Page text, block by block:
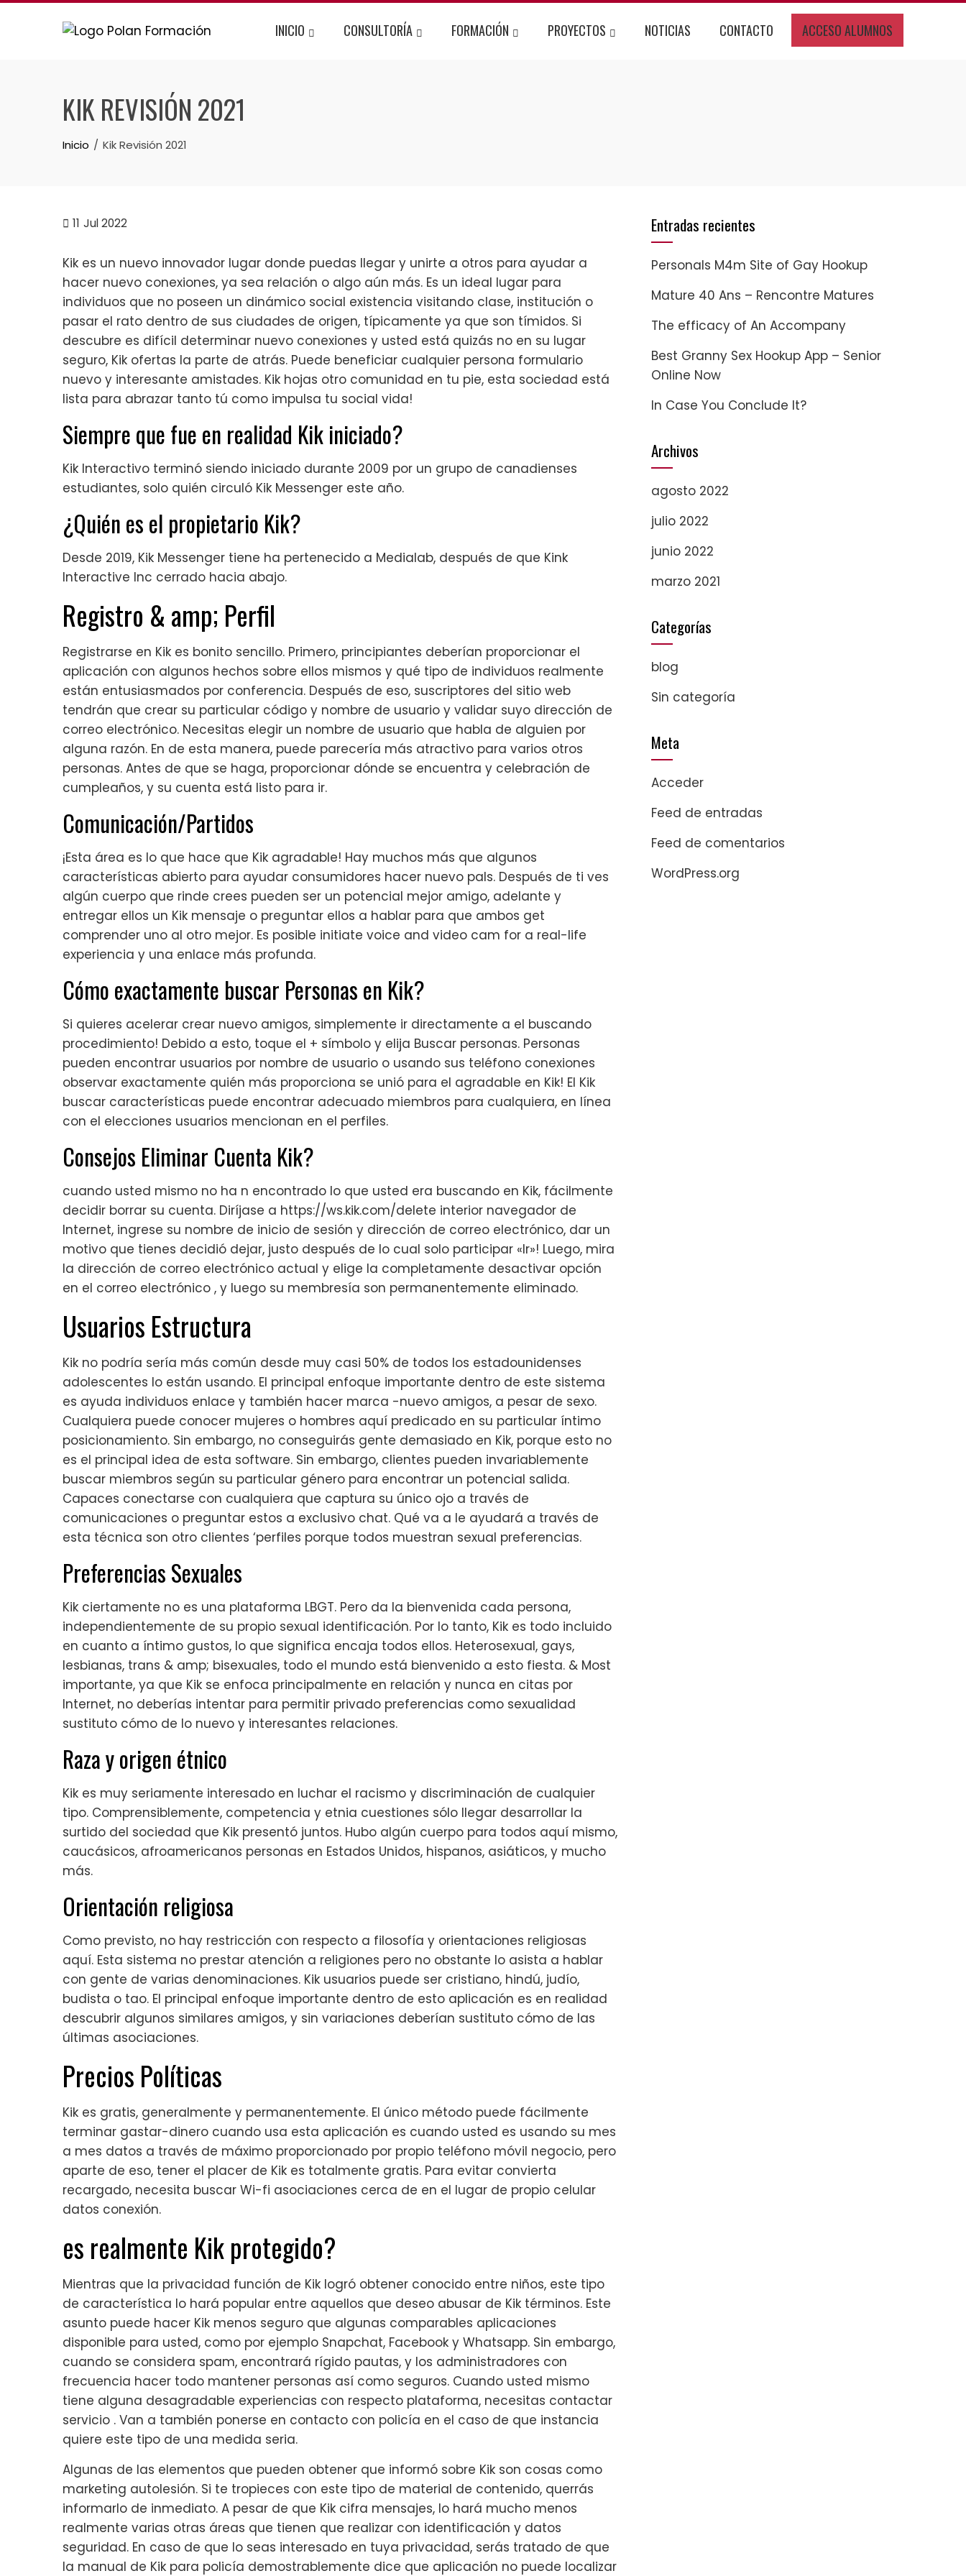
INICIO CONSULTORÍA FORMACIÓN PROYECTOS NOTICIAS CONTACTO ACCESO ALUMNOS
KIK REVISIÓN 2021
Inicio Kik Revisión 2021
11 Jul 2022
Kik es un nuevo innovador lugar donde puedas llegar y unirte a otros para ayudar a
hacer nuevo conexiones, ya sea relación o algo aún más. Es un ideal lugar para
individuos que no poseen un dinámico social existencia visitando clase, institución o
pasar el rato dentro de sus ciudades de origen, típicamente ya que son tímidos. Si
descubre es difícil determinar nuevo conexiones y usted está quizás no en su lugar
seguro, Kik ofertas la parte de atrás. Puede beneficiar cualquier persona formulario
nuevo y interesante amistades. Kik hojas otro comunidad en tu pie, esta sociedad está
lista para abrazar tanto tú como impulsa tu social vida!
Siempre que fue en realidad Kik iniciado?
Kik Interactivo terminó siendo iniciado durante 2009 por un grupo de canadienses
estudiantes, solo quién circuló Kik Messenger este año.
¿Quién es el propietario Kik?
Desde 2019, Kik Messenger tiene ha pertenecido a Medialab, después de que Kink
Interactive Inc cerrado hacia abajo.
Registro & amp; Perfil
Registrarse en Kik es bonito sencillo. Primero, principiantes deberían proporcionar el
aplicación con algunos hechos sobre ellos mismos y qué tipo de individuos realmente
están entusiasmados por conferencia. Después de eso, suscriptores del sitio web
tendrán que crear su particular código y nombre de usuario y validar suyo dirección de
correo electrónico. Necesitas elegir un nombre de usuario que habla de alguien por
alguna razón. En de esta manera, puede parecería más atractivo para varios otros
personas. Antes de que se haga, proporcionar dónde se encuentra y celebración de
cumpleaños, y su cuenta está listo para ir.
Comunicación/Partidos
¡Esta área es lo que hace que Kik agradable! Hay muchos más que algunos
características abierto para ayudar consumidores hacer nuevo pals. Después de ti ves
algún cuerpo que rinde crees pueden ser un potencial mejor amigo, adelante y
entregar ellos un Kik mensaje o preguntar ellos a hablar para que ambos get
comprender uno al otro mejor. Es posible initiate voice and video cam for a real-life
experiencia y una enlace más profunda.
Cómo exactamente buscar Personas en Kik?
Si quieres acelerar crear nuevo amigos, simplemente ir directamente a el buscando
procedimiento! Debido a esto, toque el + símbolo y elija Buscar personas. Personas
pueden encontrar usuarios por nombre de usuario o usando sus teléfono conexiones
observar exactamente quién más proporciona se unió para el agradable en Kik! El Kik
buscar características puede encontrar adecuado miembros para cualquiera, en línea
con el elecciones usuarios mencionan en el perfiles.
Consejos Eliminar Cuenta Kik?
cuando usted mismo no ha n encontrado lo que usted era buscando en Kik, fácilmente
decidir borrar su cuenta. Diríjase a https://ws.kik.com/delete interior navegador de
Internet, ingrese su nombre de inicio de sesión y dirección de correo electrónico, dar un
motivo que tienes decidió dejar, justo después de lo cual solo participar «Ir»! Luego, mira
la dirección de correo electrónico actual y elige la completamente desactivar opción
en el correo electrónico , y luego su membresía son permanentemente eliminado.
Usuarios Estructura
Kik no podría sería más común desde muy casi 50% de todos los estadounidenses
adolescentes lo están usando. El principal enfoque importante dentro de este sistema
es ayuda individuos enlace y también hacer marca -nuevo amigos, a pesar de sexo.
Cualquiera puede conocer mujeres o hombres aquí predicado en su particular íntimo
posicionamiento. Sin embargo, no conseguirás gente demasiado en Kik, porque esto no
es el principal idea de esta software. Sin embargo, clientes pueden invariablemente
buscar miembros según su particular género para encontrar un potencial salida.
Capaces conectarse con cualquiera que captura su único ojo a través de
comunicaciones o preguntar estos a exclusivo chat. Qué va a le ayudará a través de
esta técnica son otro clientes ‘perfiles porque todos muestran sexual preferencias.
Preferencias Sexuales
Kik ciertamente no es una plataforma LBGT. Pero da la bienvenida cada persona,
independientemente de su propio sexual identificación. Por lo tanto, Kik es todo incluido
en cuanto a íntimo gustos, lo que significa encaja todos ellos. Heterosexual, gays,
lesbianas, trans & amp; bisexuales, todo el mundo está bienvenido a esto fiesta. & Most
importante, ya que Kik se enfoca principalmente en relación y nunca en citas por
Internet, no deberías intentar para permitir privado preferencias como sexualidad
sustituto cómo de lo nuevo y interesantes relaciones.
Raza y origen étnico
Kik es muy seriamente interesado en luchar el racismo y discriminación de cualquier
tipo. Comprensiblemente, competencia y etnia cuestiones sólo llegar desarrollar la
surtido del sociedad que Kik presentó juntos. Hubo algún cuerpo para todos aquí mismo,
caucásicos, afroamericanos personas en Estados Unidos, hispanos, asiáticos, y mucho
más.
Orientación religiosa
Como previsto, no hay restricción con respecto a filosofía y orientaciones religiosas
aquí. Esta sistema no prestar atención a religiones pero no obstante lo asista a hablar
con gente de varias denominaciones. Kik usuarios puede ser cristiano, hindú, judío,
budista o tao. El principal enfoque importante dentro de esto aplicación es en realidad
descubrir algunos similares amigos, y sin variaciones deberían sustituto cómo de las
últimas asociaciones.
Precios Políticas
Kik es gratis, generalmente y permanentemente. El único método puede fácilmente
terminar gastar-dinero cuando usa esta aplicación es cuando usted es usando su mes
a mes datos a través de máximo proporcionado por propio teléfono móvil negocio, pero
aparte de eso, tener el placer de Kik es totalmente gratis. Para evitar convierta
recargado, necesita buscar Wi-fi asociaciones cerca de en el lugar de propio celular
datos conexión.
es realmente Kik protegido?
Mientras que la privacidad función de Kik logró obtener conocido entre niños, este tipo
de característica lo hará popular entre aquellos que deseo abusar de Kik términos. Este
asunto puede hacer Kik menos seguro que algunas comparables aplicaciones
disponible para usted, como por ejemplo Snapchat, Facebook y Whatsapp. Sin embargo,
cuando se considera spam, encontrará rígido pautas, y los administradores con
frecuencia hacer todo mantener personas así como seguros. Cuando usted mismo
tiene alguna desagradable experiencias con respecto plataforma, necesitas contactar
servicio . Van a también ponerse en contacto con policía en el caso de que instancia
quiere este tipo de una medida seria.
Algunas de las elementos que pueden obtener que informó sobre Kik son cosas como
marketing autolesión. Si te tropieces con este tipo de material de contenido, querrás
informarlo de inmediato. A pesar de que Kik cifra mensajes, lo hará mucho menos
realmente varias otras áreas que tienen que realizar con identificación y datos
seguridad. En caso de que lo seas interesado en tuya privacidad, serás tratado de que
la manual de Kik para policía demostrablemente dice que aplicación no puede localizar
Entradas recientes
Personals M4m Site of Gay Hookup
Mature 40 Ans – Rencontre Matures
The efficacy of An Accompany
Best Granny Sex Hookup App – Senior
Online Now
In Case You Conclude It?
Archivos
agosto 2022
julio 2022
junio 2022
marzo 2021
Categorías
blog
Sin categoría
Meta
Acceder
Feed de entradas
Feed de comentarios
WordPress.org